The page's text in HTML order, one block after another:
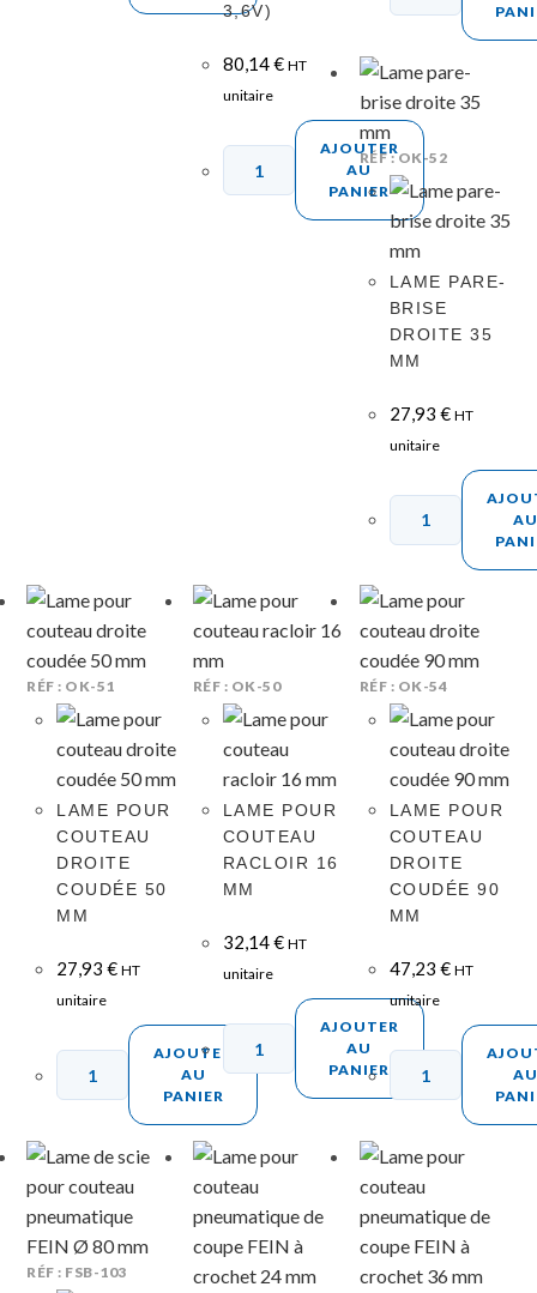
3,6V)
80,14€ HT
unitaire
AJOUTER
AU
PANIER
RÉF : OK-52
LAME PARE-
BRISE
DROITE 35
MM
27,93 € HT
unitaire
AU
RÉF : OK-51
LAME POUR
COUTEAU
DROITE
COUDÉE 50
MM
27,93€ HT
unitaire
AJOUTER
AU
PANIER
RÉF : OK-50
LAME POUR
COUTEAU
RACLOIR 16
MM
32,14€ HT
unitaire
AJOUTER
AU
PANIER
RÉF : OK-54
LAME POUR
COUTEAU
DROITE
COUDÉE 90
MM
47,23 € HT
unitaire
AU
RÉF : FSB-103